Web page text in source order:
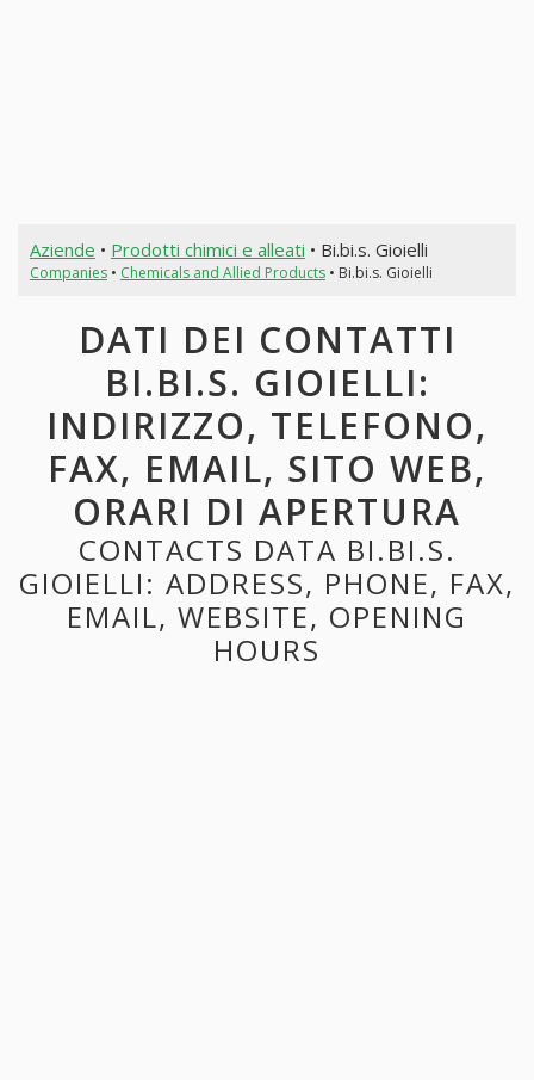
Aziende • Prodotti chimici e alleati • Bi.bi.s. Gioielli
Companies• Chemicals and Allied Products• Bi.bi.s. Gioielli
DATI DEI CONTATTI
BI.BI.S. GIOIELLI:
INDIRIZZO, TELEFONO,
FAX, EMAIL, SITO WEB,
ORARI DI APERTURA
CONTACTS DATA BI.BI.S.
GIOIELLI: ADDRESS, PHONE, FAX,
EMAIL, WEBSITE, OPENING
HOURS